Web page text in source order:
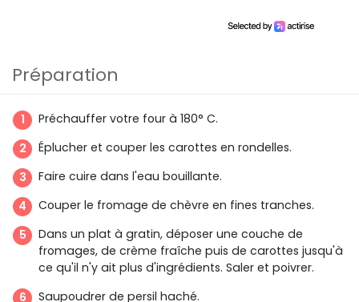
Préparation
Préchauffer votre four à 180° C.
Éplucher et couper les carottes en rondelles.
Faire cuire dans l'eau bouillante.
Couper le fromage de chèvre en fines tranches.
Dans un plat à gratin, déposer une couche de
fromages, de crème fraîche puis de carottes jusqu'à
ce qu'il n'y ait plus d'ingrédients. Saler et poivrer.
Saupoudrer de persil haché.